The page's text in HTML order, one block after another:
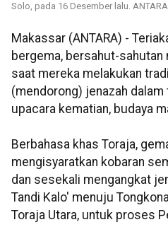
Solo, pada 16 Desember lalu.
Makassar (ANTARA) -
bergema, bersahut-sahutan
saat mereka melakukan
(mendorong) jenazah
upacara kematian, budaya
Berbahasa khas Toraja,
mengisyaratkan kobaran
dan sesekali mengangkat
Tandi Kalo' menuju
Toraja Utara, untuk proses